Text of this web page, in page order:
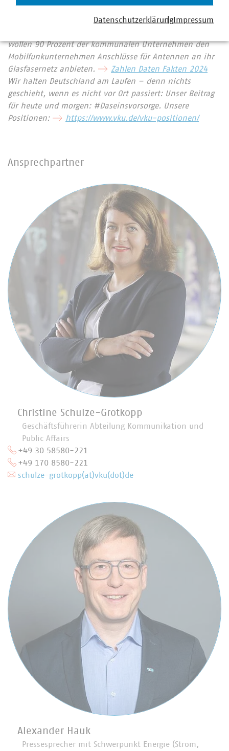
Klimaschutzes. Immer mehr Mitgliedsunternehmen
engagieren sich im Breitbandausbau: 220 Unternehmen
wollen 90 Prozent der kommunalen Unternehmen den
Mobilfunkunternehmen Anschlüsse für Antennen an ihr
Glasfasernetz anbieten.
Zahlen Daten Fakten 2024
Wir halten Deutschland am Laufen – denn nichts
geschieht, wenn es nicht vor Ort passiert: Unser Beitrag
für heute und morgen: #Daseinsvorsorge. Unsere
Positionen:
https://www.vku.de/vku-positionen/
Ansprechpartner
Christine Schulze-Grotkopp
Geschäftsführerin Abteilung Kommunikation und
Public Affairs
+49 30 58580-221
+49 170 8580-221
schulze-grotkopp(at)vku(dot)de
Alexander Hauk
Pressesprecher mit Schwerpunkt Energie (Strom,
DatenschutzerklärungImpressum